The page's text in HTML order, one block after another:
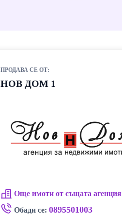
ПРОДАВА СЕ ОТ:
НОВ ДОМ 1
Още имоти от същата агенция
Обади се: 0895501003